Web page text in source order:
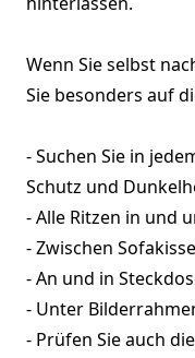
Wenn Sie selbst
Sie besonders auf
- Suchen Sie in
Schutz und
- Alle Ritzen in und
- Zwischen
- An und in
- Unter
- Prüfen Sie auch